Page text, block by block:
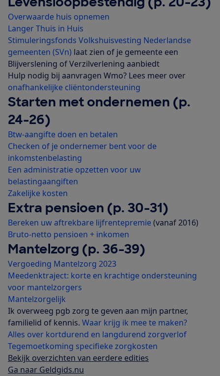
Overwaarde huis opnemen
Langer Thuis in Huis
Stimuleringsfonds Volkshuisvesting Nederlandse
gemeenten (SVn) laat zien of je gemeente een
Blijverslening of Verzilverlening aanbiedt
Hulp nodig bij aanvragen Wmo? Lees meer over
onafhankelijke cliëntondersteuning
Starten met ondernemen (p.
24-26)
Btw-aangifte doen en betalen
Checken of je ondernemer bent voor de
inkomstenbelasting
Een administratie opzetten voor uw
belastingaangiften
Zakelijke kosten
Extra pensioen (p. 30-31)
Bereken uw aftrekbare lijfrentepremie(vanaf 2016)
Bruto-netto pensioen + inkomen
Mantelzorg (p. 36-39)
Vergoeding Mantelzorg 2023
Meedenktraject: korte en krachtige ondersteuning
voor mantelzorgers
Mantelzorgelijk
Ik overweeg pgb zorg te geven aan mijn partner,
familielid of kennis. Waar krijg ik mee te maken?
Alles over kortdurend en langdurend zorgverlof
Tegemoetkoming specifieke zorgkosten
Bekijk overzichten van eerdere edities
Ga naar Geldgids.nu